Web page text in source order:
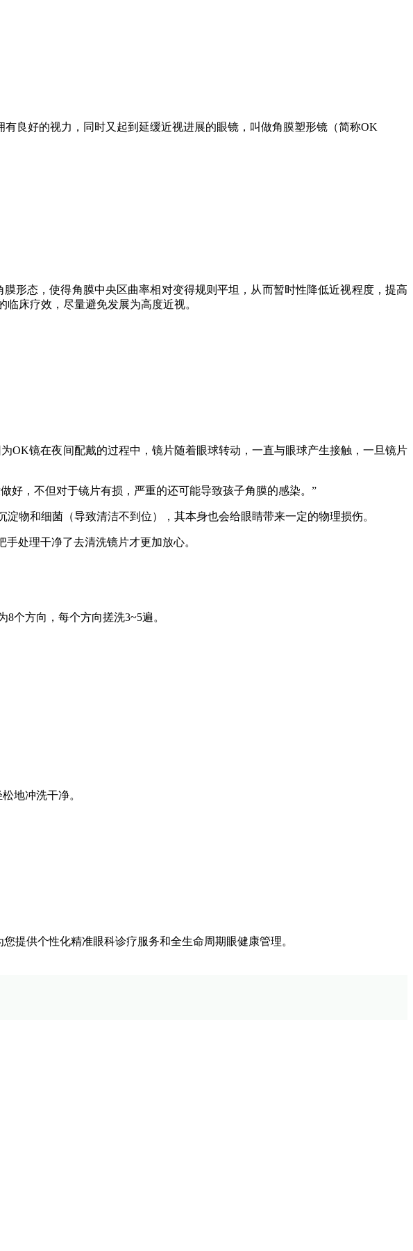
良好的视力，同时又起到延缓近视进展的眼镜，叫做角膜塑形镜（简称OK
膜形态，使得角膜中央区曲率相对变得规则平坦，从而暂时性降低近视程度，提高
床疗效，尽量避免发展为高度近视。
为OK镜在夜间配戴的过程中，镜片随着眼球转动，一直与眼球产生接触，一旦镜片
好，不但对于镜片有损，严重的还可能导致孩子角膜的感染。”
淀物和细菌（导致清洁不到位），其本身也会给眼睛带来一定的物理损伤。
处理干净了去清洗镜片才更加放心。
个方向，每个方向搓洗3~5遍。
地冲洗干净。
提供个性化精准眼科诊疗服务和全生命周期眼健康管理。